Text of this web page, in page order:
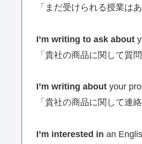
「まだ受けられる授業は
I’m writing to ask about
「貴社の商品に関して質
I’m writing about your
「貴社の商品に関して連
I’m interested in an